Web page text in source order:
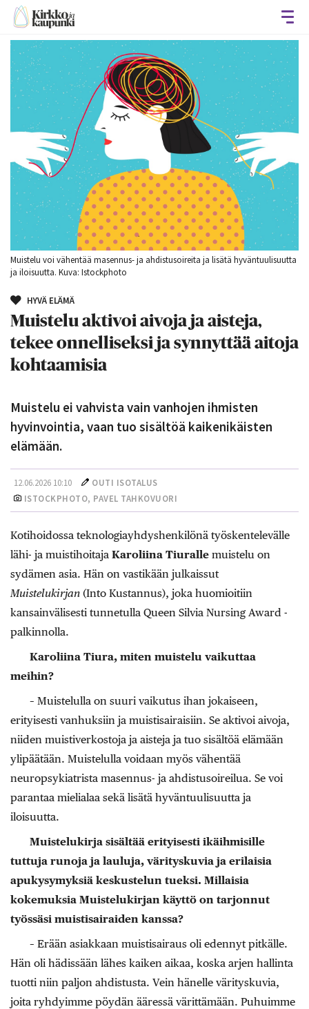
Muistelu voi vähentää masennus- ja ahdistusoireita ja lisätä hyväntuulisuutta
ja iloisuutta. Kuva: Istockphoto
HYVÄ ELÄMÄ
Muistelu aktivoi aivoja ja aisteja,
tekee onnelliseksi ja synnyttää aitoja
kohtaamisia
Muistelu ei vahvista vain vanhojen ihmisten
hyvinvointia, vaan tuo sisältöä kaikenikäisten
elämään.
12.06.2026 10:10
OUTI ISOTALUS
ISTOCKPHOTO, PAVEL TAHKOVUORI
Kotihoidossa teknologiayhdyshenkilönä työskentelevälle
lähi- ja muistihoitaja Karoliina Tiuralle muistelu on
sydämen asia. Hän on vastikään julkaissut
Muistelukirjan (Into Kustannus), joka huomioitiin
kansainvälisesti tunnetulla Queen Silvia Nursing Award -
palkinnolla.
Karoliina Tiura, miten muistelu vaikuttaa
meihin?
– Muistelulla on suuri vaikutus ihan jokaiseen,
erityisesti vanhuksiin ja muistisairaisiin. Se aktivoi aivoja,
niiden muistiverkostoja ja aisteja ja tuo sisältöä elämään
ylipäätään. Muistelulla voidaan myös vähentää
neuropsykiatrista masennus- ja ahdistusoireilua. Se voi
parantaa mielialaa sekä lisätä hyväntuulisuutta ja
iloisuutta.
Muistelukirja sisältää erityisesti ikäihmisille
tuttuja runoja ja lauluja, värityskuvia ja erilaisia
apukysymyksiä keskustelun tueksi. Millaisia
kokemuksia Muistelukirjan käyttö on tarjonnut
työssäsi muistisairaiden kanssa?
– Erään asiakkaan muistisairaus oli edennyt pitkälle.
Hän oli hädissään lähes kaiken aikaa, koska arjen hallinta
tuotti niin paljon ahdistusta. Vein hänelle värityskuvia,
joita ryhdyimme pöydän ääressä värittämään. Puhuimme